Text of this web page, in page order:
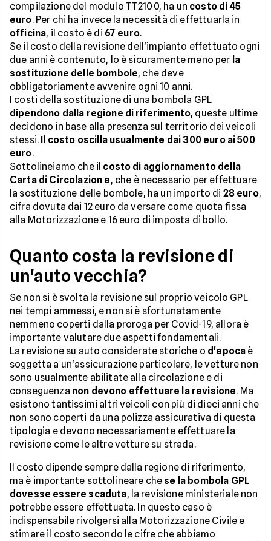
compilazione del modulo TT2100, ha un costo di 45
euro. Per chi ha invece la necessità di effettuarla in
officina, il costo è di 67 euro.
Se il costo della revisione dell'impianto effettuato ogni
due anni è contenuto, lo è sicuramente meno per la
sostituzione delle bombole, che deve
obbligatoriamente avvenire ogni 10 anni.
I costi della sostituzione di una bombola GPL
dipendono dalla regione di riferimento, queste ultime
decidono in base alla presenza sul territorio dei veicoli
stessi.
Il costo oscilla usualmente dai 300 euro ai 500
euro.
Sottolineiamo che il costo di aggiornamento della
Carta di Circolazion e, che è necessario per effettuare
la sostituzione delle bombole, ha un importo di 28 euro,
cifra dovuta dai 12 euro da versare come quota fissa
alla Motorizzazione e 16 euro di imposta di bollo.
Quanto costa la revisione di
un'auto vecchia?
Se non si è svolta la revisione sul proprio veicolo GPL
nei tempi ammessi, e non si è sfortunatamente
nemmeno coperti dalla proroga per Covid-19, allora è
importante valutare due aspetti fondamentali.
La revisione su auto considerate storiche o d'epoca è
soggetta a un'assicurazione particolare, le vetture non
sono usualmente abilitate alla circolazione e di
conseguenza non devono effettuare la revisione. Ma
esistono tantissimi altri veicoli con più di dieci anni che
non sono coperti da una polizza assicurativa di questa
tipologia e devono necessariamente effettuare la
revisione come le altre vetture su strada.
Il costo dipende sempre dalla regione di riferimento,
ma è importante sottolineare che se la bombola GPL
dovesse essere scaduta, la revisione ministeriale non
potrebbe essere effettuata. In questo caso è
indispensabile rivolgersi alla Motorizzazione Civile e
stimare il costo secondo le cifre che abbiamo